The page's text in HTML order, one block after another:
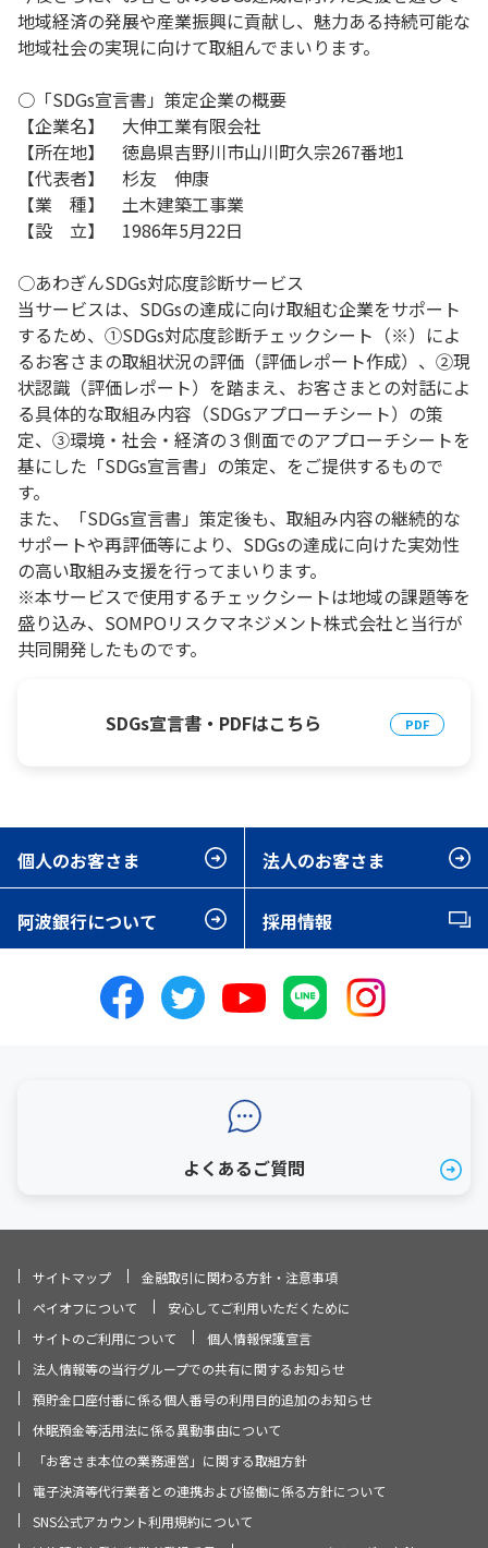
地域経済の発展や産業振興に貢献し、魅力ある持続可能な
地域社会の実現に向けて取組んでまいります。
○「SDGs宣言書」策定企業の概要
【企業名】 大伸工業有限会社
【所在地】 徳島県吉野川市山川町久宗267番地1
【代表者】 杉友 伸康
【業 種】 土木建築工事業
【設 立】 1986年5月22日
○あわぎんSDGs対応度診断サービス
当サービスは、SDGsの達成に向け取組む企業をサポート
するため、①SDGs対応度診断チェックシート（※）によ
るお客さまの取組状況の評価（評価レポート作成）、②現
状認識（評価レポート）を踏まえ、お客さまとの対話によ
る具体的な取組み内容（SDGsアプローチシート）の策
定、③環境・社会・経済の３側面でのアプローチシートを
基にした「SDGs宣言書」の策定、をご提供するもので
す。
また、「SDGs宣言書」策定後も、取組み内容の継続的な
サポートや再評価等により、SDGsの達成に向けた実効性
の高い取組み支援を行ってまいります。
※本サービスで使用するチェックシートは地域の課題等を
盛り込み、SOMPOリスクマネジメント株式会社と当行が
共同開発したものです。
SDGs宣言書・PDFはこちら
個人のお客さま 法人のお客さま
阿波銀行について 採用情報
よくあるご質問
サイトマップ
金融取引に関わる方針・注意事項
ペイオフについて
安心してご利用いただくために
サイトのご利用について
個人情報保護宣言
法人情報等の当行グループでの共有に関するお知らせ
預貯金口座付番に係る個人番号の利用目的追加のお知らせ
休眠預金等活用法に係る異動事由について
「お客さま本位の業務運営」に関する取組方針
電子決済等代行業者との連携および協働に係る方針について
SNS公式アカウント利用規約について